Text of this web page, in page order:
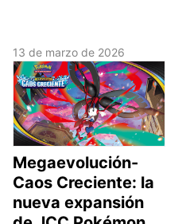
13 de marzo de 2026
Megaevolución-
Caos Creciente: la
nueva expansión